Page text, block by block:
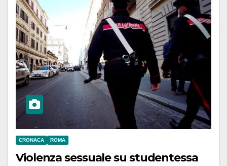
CRONACA ROMA
Violenza sessuale su studentessa